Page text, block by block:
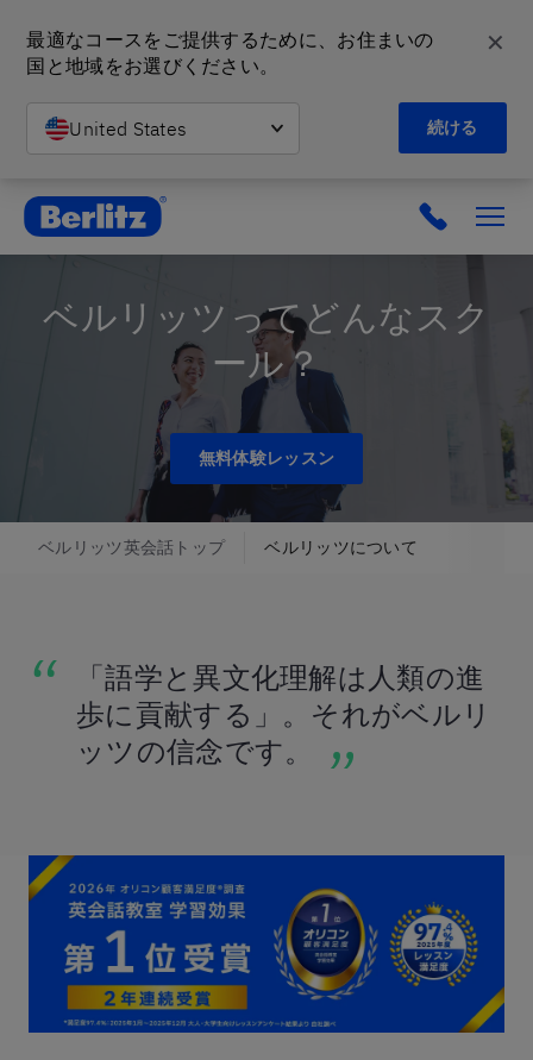
最適なコースをご提供するために、お住まいの
国と地域をお選びください。
United States 続ける
✕
英会話教室と語学スクール | ベルリッツ
ベルリッツってどんなスク
ール？
無料体験レッスン
ベルリッツ英会話トップ ベルリッツについて
「語学と異文化理解は人類の進
歩に貢献する」。それがベルリ
ッツの信念です。